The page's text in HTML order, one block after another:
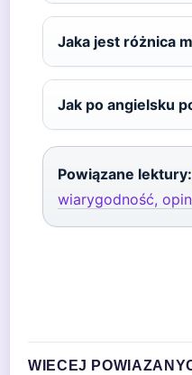
Jaka jest różnica
Jak po angielsku
Powiązane lektury:
wiarygodność,
WIECEJ